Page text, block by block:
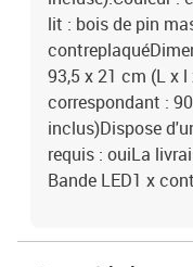
lit : bois de pin
93,5 x 21 cm (L x
correspondant :
inclus)Dispose
requis : ouiLa
Bande LED1 x